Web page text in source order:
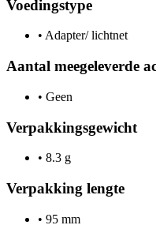
Voedingstype
• Adapter/ lichtnet
Aantal meegeleverde
• Geen
Verpakkingsgewicht
• 8.3 g
Verpakking lengte
• 95 mm